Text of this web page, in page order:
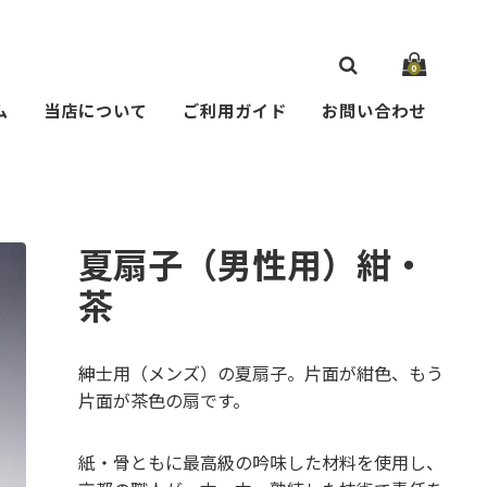
0
当店について ご利用ガイド お問い合わせ
夏扇子（男性用）紺・
茶
紳士用（メンズ）の夏扇子。片面が紺色、もう
片面が茶色の扇です。
紙・骨ともに最高級の吟味した材料を使用し、